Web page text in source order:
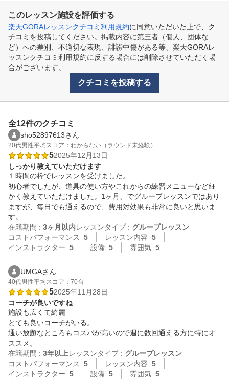
このレッスン施設を評価する
楽天GORAレッスンクチコミ利用規約に同意いただいた上で、ク
チコミを投稿してください。掲載内容に第三者（個人、団体な
ど）への差別、不適切な表現、誹謗中傷がある等、楽天GORAレ
ッスンクチコミ利用規約に反する場合には削除させていただく場
合がございます。
クチコミを投稿する
全12件のクチコミ
sho52897613さん
20代男性平均スコア：わからない（ラウンド未経験）
52025年12月13日
しっかり教えていただけます
１時間の枠でレッスンを受けました。
初心者でしたが、道具の使い方やこれからの練習メニューなど細
かく教えていただけました。1ヶ月、でグループレッスンではあり
ますが、毎日でも通えるので、費用対効果も非常に良いと思いま
す。
在籍期間 : 3ヶ月以内レッスンタイプ : グループレッスン
コストパフォーマンス
5 レッスン内容 5
インストラクター 5 設備 5 雰囲気 5
UMGAさん
40代男性平均スコア：70台
52025年11月28日
コーチが良いですね
施設も広くて綺麗
とても良いコーチがいる。
通い放題なところもコスパが高いので週に数回通える方に特にオ
ススメ。
在籍期間 : 3年以上レッスンタイプ : グループレッスン
コストパフォーマンス
5 レッスン内容 5
インストラクター 5 設備 5 雰囲気 5